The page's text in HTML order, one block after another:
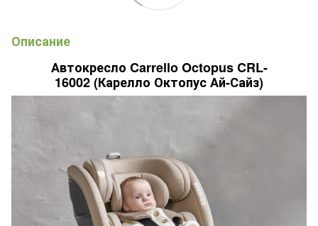
Описание
Автокресло Carrello Octopus CRL-
16002 (Карелло Октопус Ай-Сайз)